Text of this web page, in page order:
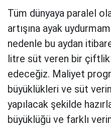
Tüm dünyaya paralel
artışına ayak
nedenle bu aydan
litre süt veren bir
edeceğiz. Maliyet
büyüklükleri ve süt
yapılacak şekilde
büyüklüğü ve farklı